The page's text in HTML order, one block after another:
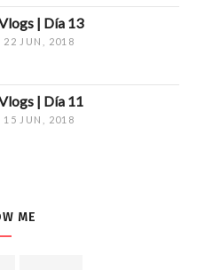
| Día 13
22 JUN, 2018
| Día 11
15 JUN, 2018
ME